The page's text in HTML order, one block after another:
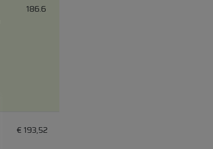
186.6
€ 193,52